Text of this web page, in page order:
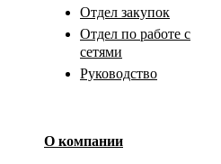
Отдел закупок
Отдел по работе с
сетями
Руководство
О компании